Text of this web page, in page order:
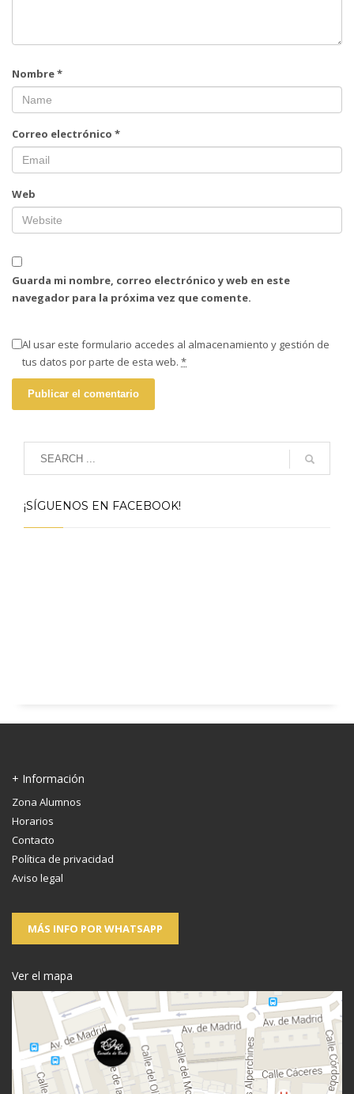
Nombre*
Correo electrónico *
Web
Guarda mi nombre, correo electrónico y web en este
navegador para la próxima vez que comente.
Al usar este formulario accedes al almacenamiento y gestión de
tus datos por parte de esta web. *
¡SÍGUENOS EN FACEBOOK!
+ Información
Zona Alumnos
Horarios
Contacto
Política de privacidad
Aviso legal
MÁS INFO POR WHATSAPP
Ver el mapa